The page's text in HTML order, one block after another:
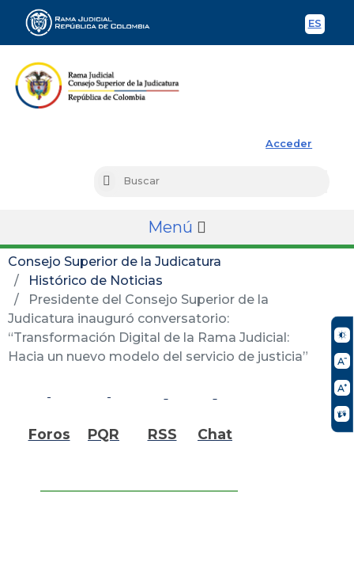
ES
Acceder
Buscar
Menú
Consejo Superior de la Judicatura
Histórico de Noticias
Presidente del Consejo Superior de la
Judicatura inauguró conversatorio:
“Transformación Digital de la Rama Judicial:
Hacia un nuevo modelo del servicio de justicia”
Foros PQR RSS Chat